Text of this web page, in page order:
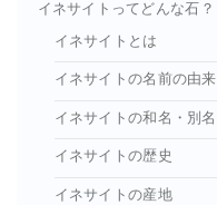
イネサイトってどんな石？
イネサイトとは
イネサイトの名前の由来
イネサイトの和名・別名
イネサイトの歴史
イネサイトの産地